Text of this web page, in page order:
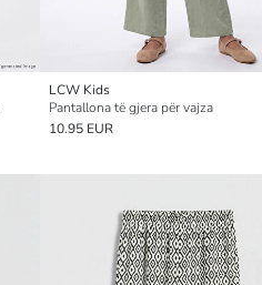
LCW Kids
Pantallona të gjera për vajza
10.95 EUR